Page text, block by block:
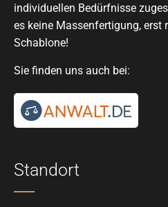
individuellen Bedürfnisse
es keine Massenfertigung, erst
Schablone!
Sie finden uns auch bei:
Standort